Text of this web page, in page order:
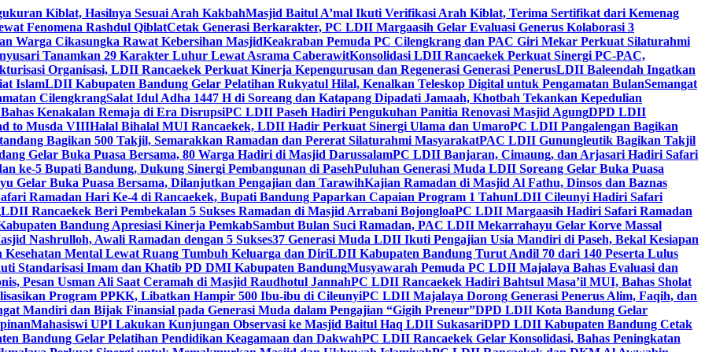
Kiblat, Hasilnya Sesuai Arah KakbahMasjid Baitul A’mal Ikuti Verifikasi Arah Kiblat, Terima Sertifikat dari Kemenag
Fenomena Rashdul QiblatCetak Generasi Berkarakter, PC LDII Margaasih Gelar Evaluasi Generus Kolaborasi 3
Warga Cikasungka Rawat Kebersihan MasjidKeakraban Pemuda PC Cilengkrang dan PAC Giri Mekar Perkuat Silaturahmi
Tanamkan 29 Karakter Luhur Lewat Asrama CaberawitKonsolidasi LDII Rancaekek Perkuat Sinergi PC-PAC,
Organisasi, LDII Rancaekek Perkuat Kinerja Kepengurusan dan Regenerasi Generasi PenerusLDII Baleendah Ingatkan
IslamLDII Kabupaten Bandung Gelar Pelatihan Rukyatul Hilal, Kenalkan Teleskop Digital untuk Pengamatan BulanSemangat
CilengkrangSalat Idul Adha 1447 H di Soreang dan Katapang Dipadati Jamaah, Khotbah Tekankan Kepedulian
Kenakalan Remaja di Era DisrupsiPC LDII Paseh Hadiri Pengukuhan Panitia Renovasi Masjid AgungDPD LDII
to Musda VIIIHalal Bihalal MUI Rancaekek, LDII Hadir Perkuat Sinergi Ulama dan UmaroPC LDII Pangalengan Bagikan
Bagikan 500 Takjil, Semarakkan Ramadan dan Pererat Silaturahmi MasyarakatPAC LDII Gunungleutik Bagikan Takjil
Gelar Buka Puasa Bersama, 80 Warga Hadiri di Masjid DarussalamPC LDII Banjaran, Cimaung, dan Arjasari Hadiri Safari
ke-5 Bupati Bandung, Dukung Sinergi Pembangunan di PasehPuluhan Generasi Muda LDII Soreang Gelar Buka Puasa
Gelar Buka Puasa Bersama, Dilanjutkan Pengajian dan TarawihKajian Ramadan di Masjid Al Fathu, Dinsos dan Baznas
Ramadan Hari Ke-4 di Rancaekek, Bupati Bandung Paparkan Capaian Program 1 TahunLDII Cileunyi Hadiri Safari
LDII Rancaekek Beri Pembekalan 5 Sukses Ramadan di Masjid Arrabani BojongloaPC LDII Margaasih Hadiri Safari Ramadan
Bandung Apresiasi Kinerja PemkabSambut Bulan Suci Ramadan, PAC LDII Mekarrahayu Gelar Korve Massal
Nashrulloh, Awali Ramadan dengan 5 Sukses37 Generasi Muda LDII Ikuti Pengajian Usia Mandiri di Paseh, Bekal Kesiapan
Mental Lewat Ruang Tumbuh Keluarga dan DiriLDII Kabupaten Bandung Turut Andil 70 dari 140 Peserta Lulus
Standarisasi Imam dan Khatib PD DMI Kabupaten BandungMusyawarah Pemuda PC LDII Majalaya Bahas Evaluasi dan
Pesan Usman Ali Saat Ceramah di Masjid Raudhotul JannahPC LDII Rancaekek Hadiri Bahtsul Masa’il MUI, Bahas Sholat
Program PPKK, Libatkan Hampir 500 Ibu-ibu di CileunyiPC LDII Majalaya Dorong Generasi Penerus Alim, Faqih, dan
Mandiri dan Bijak Finansial pada Generasi Muda dalam Pengajian “Gigih Preneur”DPD LDII Kota Bandung Gelar
Mahasiswi UPI Lakukan Kunjungan Observasi ke Masjid Baitul Haq LDII SukasariDPD LDII Kabupaten Bandung Cetak
Bandung Gelar Pelatihan Pendidikan Keagamaan dan DakwahPC LDII Rancaekek Gelar Konsolidasi, Bahas Peningkatan